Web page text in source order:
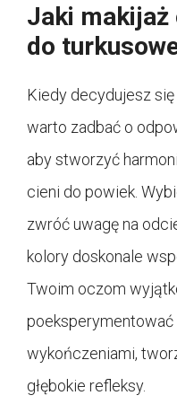
Jaki makijaż
do
Kiedy decydujesz się
warto zadbać o
aby stworzyć
cieni do powiek.
zwróć uwagę na
kolory doskonale
Twoim oczom
wykończeniami,
głębokie refleksy.